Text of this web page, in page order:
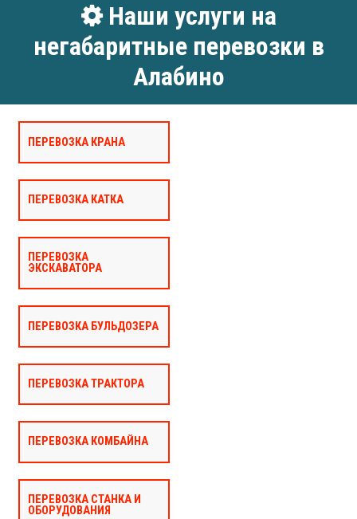
Наши услуги на
негабаритные перевозки в
Алабино
ПЕРЕВОЗКА КРАНА
ПЕРЕВОЗКА КАТКА
ПЕРЕВОЗКА
ЭКСКАВАТОРА
ПЕРЕВОЗКА БУЛЬДОЗЕРА
ПЕРЕВОЗКА ТРАКТОРА
ПЕРЕВОЗКА КОМБАЙНА
ПЕРЕВОЗКА СТАНКА И
ОБОРУДОВАНИЯ